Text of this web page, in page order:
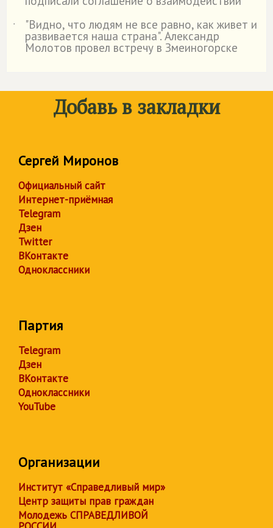
˙
"Видно, что людям не все равно, как живет и
развивается наша страна". Александр
Молотов провел встречу в Змеиногорске
Добавь в закладки
Сергей Миронов
Официальный сайт
Интернет-приёмная
Telegram
Дзен
Twitter
ВКонтакте
Одноклассники
Партия
Telegram
Дзен
ВКонтакте
Одноклассники
YouTube
Организации
Институт «Справедливый мир»
Центр защиты прав граждан
Молодежь СПРАВЕДЛИВОЙ